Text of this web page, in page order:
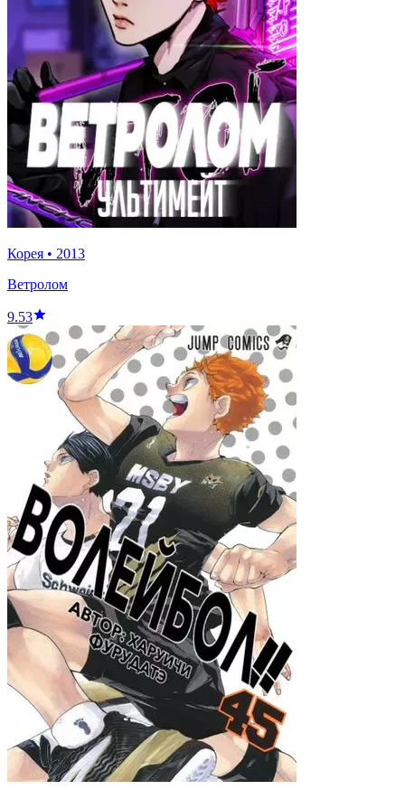
Корея • 2013
Ветролом
9.53